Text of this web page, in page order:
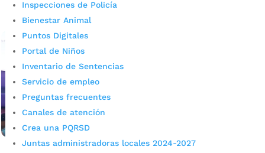
Inspecciones de Policía
Bienestar Animal
Puntos Digitales
Portal de Niños
Inventario de Sentencias
Servicio de empleo
Preguntas frecuentes
Canales de atención
Crea una PQRSD
Juntas administradoras locales 2024-2027
convenios de Pago por Servicios Ambientales (PSA)....
leer más